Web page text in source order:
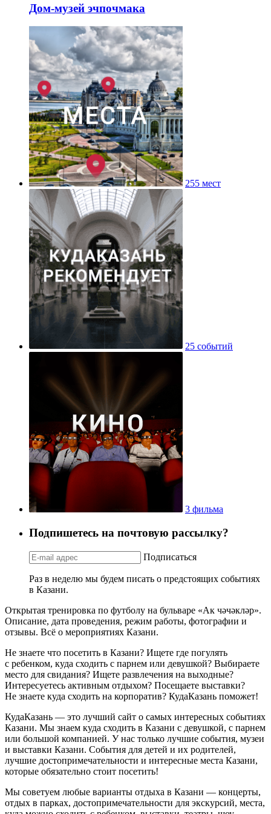
Дом-музей эчпочмака
255 мест
25 событий
3 фильма
Подпишетесь на почтовую рассылку?
Подписаться
Раз в неделю мы будем писать о предстоящих событиях
в Казани.
Открытая тренировка по футболу на бульваре «Ак чәчәкләр».
Описание, дата проведения, режим работы, фотографии и
отзывы. Всё о мероприятиях Казани.
Не знаете что посетить в Казани? Ищете где погулять
с ребенком, куда сходить с парнем или девушкой? Выбираете
место для свидания? Ищете развлечения на выходные?
Интересуетесь активным отдыхом? Посещаете выставки?
Не знаете куда сходить на корпоратив? КудаКазань поможет!
КудаКазань — это лучший сайт о самых интересных событиях
Казани. Мы знаем куда сходить в Казани с девушкой, с парнем
или большой компанией. У нас только лучшие события, музеи
и выставки Казани. События для детей и их родителей,
лучшие достопримечательности и интересные места Казани,
которые обязательно стоит посетить!
Мы советуем любые варианты отдыха в Казани — концерты,
отдых в парках, достопримечательности для экскурсий, места,